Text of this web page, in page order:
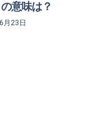
意味は？
月23日